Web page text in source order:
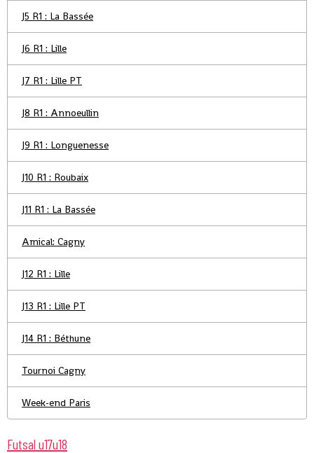
J5 R1 : La Bassée
J6 R1 : Lille
J7 R1 : Lille PT
J8 R1 : Annoeullin
J9 R1 : Longuenesse
J10 R1 : Roubaix
J11 R1 : La Bassée
Amical: Cagny
J12 R1 : Lille
J13 R1 : Lille PT
J14 R1 : Béthune
Tournoi Cagny
Week-end Paris
Futsal u17u18